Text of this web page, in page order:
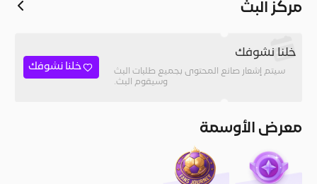
مركز البث
خلنا نشوفك
سيتم إشعار صانع المحتوى بجميع طلبات البث
وسيقوم البث.
خلنا نشوفك
معرض الأوسمة